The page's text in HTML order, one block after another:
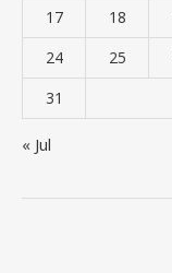
17
18
24
25
31
« Jul